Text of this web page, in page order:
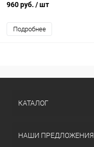
960 руб. / шт
Подробнее
КАТАЛОГ
НАШИ ПРЕДЛОЖЕНИЯ